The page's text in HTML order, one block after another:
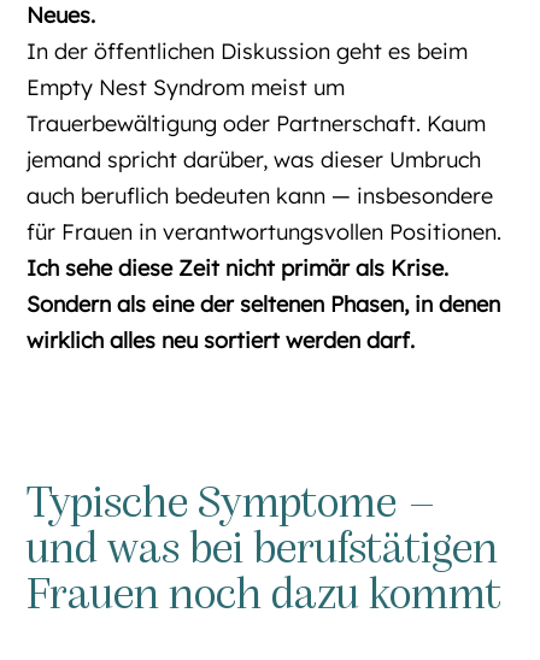
Neues.
In der öffentlichen Diskussion geht es beim
Empty Nest Syndrom meist um
Trauerbewältigung oder Partnerschaft. Kaum
jemand spricht darüber, was dieser Umbruch
auch beruflich bedeuten kann — insbesondere
für Frauen in verantwortungsvollen Positionen.
Ich sehe diese Zeit nicht primär als Krise.
Sondern als eine der seltenen Phasen, in denen
wirklich alles neu sortiert werden darf.
Typische Symptome –
und was bei berufstätigen
Frauen noch dazu kommt